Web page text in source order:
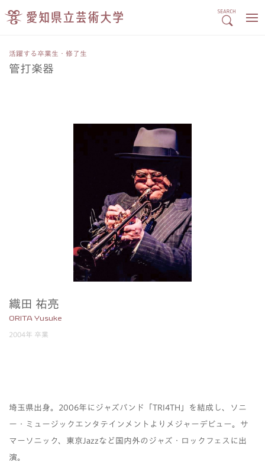
活躍する卒業生・修了生
管打楽器
織田 祐亮
ORITA Yusuke
2004年 卒業
埼玉県出身。2006年にジャズバンド「TRI4TH」を結成し、ソニ
ー・ミュージックエンタテインメントよりメジャーデビュー。サ
マーソニック、東京Jazzなど国内外のジャズ・ロックフェスに出
演。